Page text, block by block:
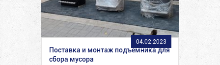
04.02.2023
Поставка и монтаж подъемника для
сбора мусора